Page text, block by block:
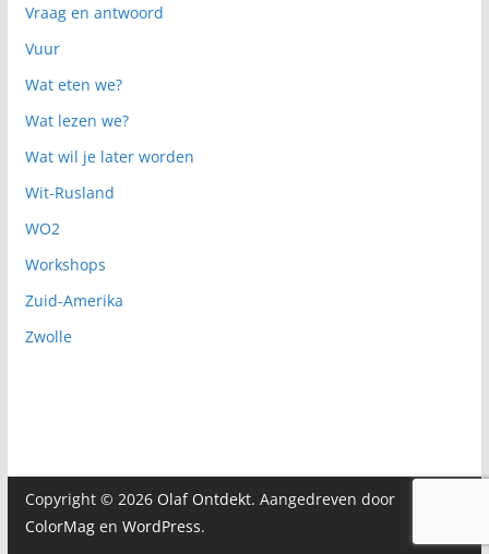
Vraag en antwoord
Vuur
Wat eten we?
Wat lezen we?
Wat wil je later worden
Wit-Rusland
WO2
Workshops
Zuid-Amerika
Zwolle
Copyright © 2026 Olaf Ontdekt. Aangedreven door
ColorMagen WordPress.